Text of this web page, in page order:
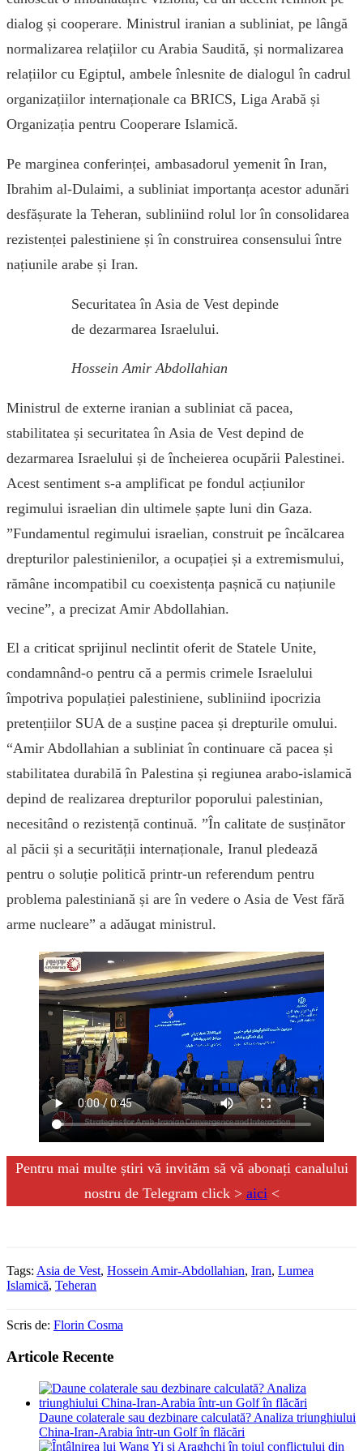
dialog și cooperare. Ministrul iranian a subliniat, pe lângă
normalizarea relațiilor cu Arabia Saudită, și normalizarea
relațiilor cu Egiptul, ambele înlesnite de dialogul în cadrul
organizațiilor internaționale ca BRICS, Liga Arabă și
Organizația pentru Cooperare Islamică.
Pe marginea conferinței, ambasadorul yemenit în Iran,
Ibrahim al-Dulaimi, a subliniat importanța acestor adunări
desfășurate la Teheran, subliniind rolul lor în consolidarea
rezistenței palestiniene și în construirea consensului între
națiunile arabe și Iran.
Securitatea în Asia de Vest depinde
de dezarmarea Israelului.
Hossein Amir Abdollahian
Ministrul de externe iranian a subliniat că pacea,
stabilitatea și securitatea în Asia de Vest depind de
dezarmarea Israelului și de încheierea ocupării Palestinei.
Acest sentiment s-a amplificat pe fondul acțiunilor
regimului israelian din ultimele șapte luni din Gaza.
”Fundamentul regimului israelian, construit pe încălcarea
drepturilor palestinienilor, a ocupației și a extremismului,
rămâne incompatibil cu coexistența pașnică cu națiunile
vecine”, a precizat Amir Abdollahian.
El a criticat sprijinul neclintit oferit de Statele Unite,
condamnând-o pentru că a permis crimele Israelului
împotriva populației palestiniene, subliniind ipocrizia
pretențiilor SUA de a susține pacea și drepturile omului.
“Amir Abdollahian a subliniat în continuare că pacea și
stabilitatea durabilă în Palestina și regiunea arabo-islamică
depind de realizarea drepturilor poporului palestinian,
necesitând o rezistență continuă. ”În calitate de susținător
al păcii și a securității internaționale, Iranul pledează
pentru o soluție politică printr-un referendum pentru
problema palestiniană și are în vedere o Asia de Vest fără
arme nucleare” a adăugat ministrul.
Pentru mai multe știri vă invităm să vă abonați canalului
nostru de Telegram click > aici<
Tags: Asia de Vest, Hossein Amir-Abdollahian, Iran, Lumea
Islamică, Teheran
Scris de: Florin Cosma
Articole Recente
Daune colaterale sau dezbinare calculată? Analiza triunghiului
China-Iran-Arabia într-un Golf în flăcări